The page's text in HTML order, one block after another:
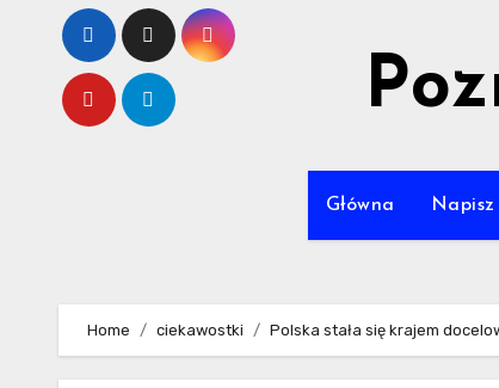
content
Główna Napisz
Home ciekawostki Polska stała się krajem